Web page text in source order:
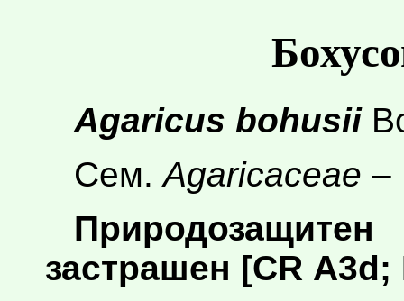
Agaricus bohusii
Сем.Agaricaceae –
застрашен [CR